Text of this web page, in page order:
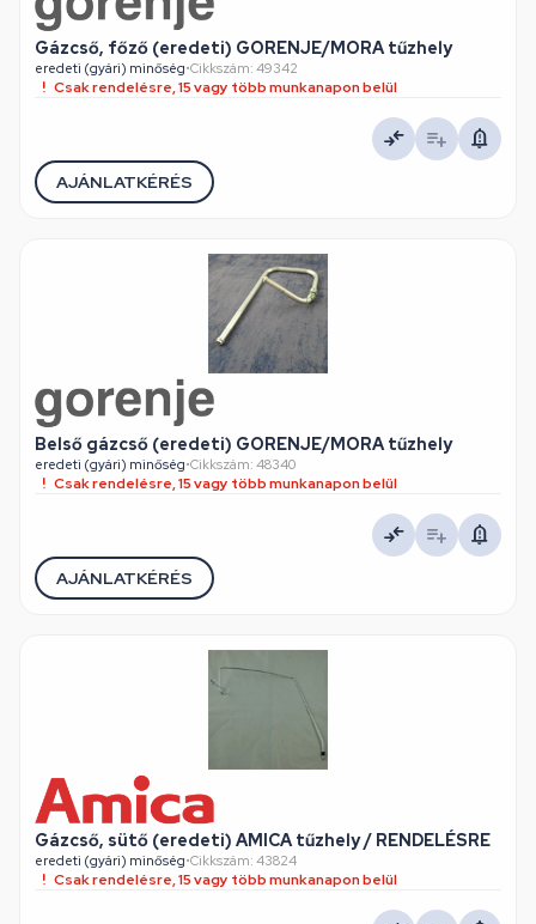
Gázcső, főző (eredeti) GORENJE/MORA tűzhely
eredeti (gyári) minőség•Cikkszám: 49342
Csak rendelésre, 15 vagy több munkanapon belül
AJÁNLATKÉRÉS
Belső gázcső (eredeti) GORENJE/MORA tűzhely
eredeti (gyári) minőség•Cikkszám: 48340
Csak rendelésre, 15 vagy több munkanapon belül
AJÁNLATKÉRÉS
Gázcső, sütő (eredeti) AMICA tűzhely / RENDELÉSRE
eredeti (gyári) minőség•Cikkszám: 43824
Csak rendelésre, 15 vagy több munkanapon belül